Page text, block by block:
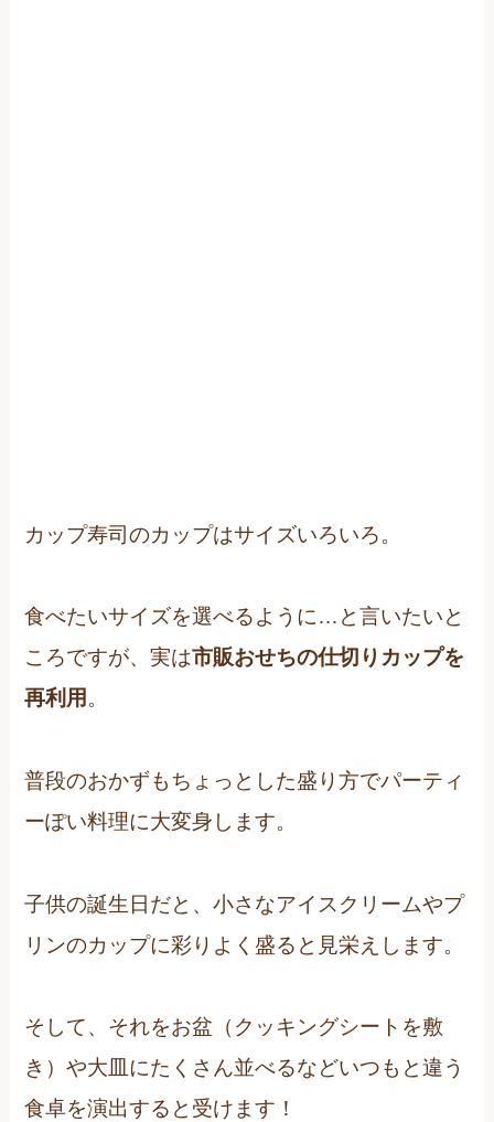
カップ寿司のカップはサイズいろいろ。
食べたいサイズを選べるように…と言いたいと
ころですが、実は市販おせちの仕切りカップを
再利用 。
普段のおかずもちょっとした盛り方でパーティ
ーぽい料理に大変身します。
子供の誕生日だと、小さなアイスクリームやプ
リンのカップに彩りよく盛ると見栄えします。
そして、それをお盆（クッキングシートを敷
き）や大皿にたくさん並べるなどいつもと違う
食卓を演出すると受けます！